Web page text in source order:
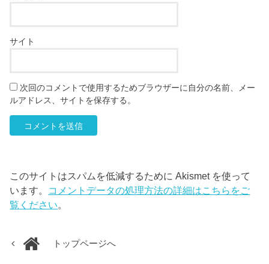
サイト
次回のコメントで使用するためブラウザーに自分の名前、メー
ルアドレス、サイトを保存する。
このサイトはスパムを低減するために Akismet を使って
います。 コメントデータの処理方法の詳細はこちらをご
覧ください。
トップページへ